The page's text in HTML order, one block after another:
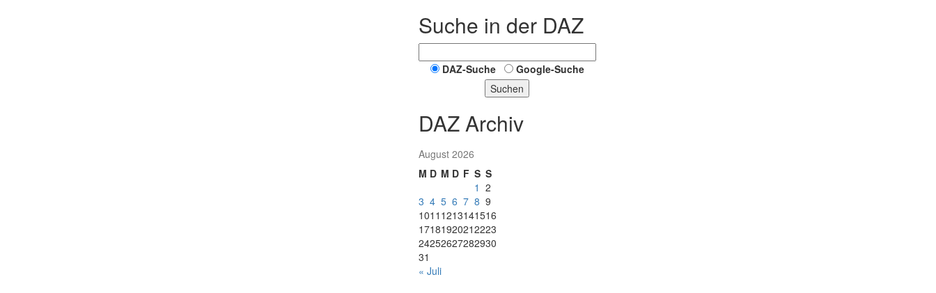
Suche in der DAZ
DAZ-Suche
Google-Suche
Suchen
DAZ Archiv
August 2026
M D M D F S S
1 2
3 4 5 6 7 8 9
1011 1213141516
17181920212223
24252627282930
31
« Juli